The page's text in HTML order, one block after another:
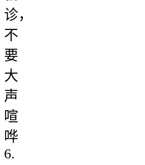
诊，
不
要
大
声
喧
哗
6.